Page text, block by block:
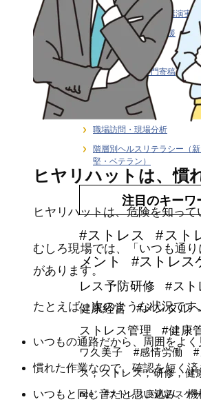
ヒヤリハットは、慣
ヒヤリハットは、危険を知っ
むしろ現場では、「いつも通
があります。
たとえば、次のような状況です
いつもの通路だから、周囲をよ
慣れた作業なので、確認を短く済
いつもと同じ音だと思い込み、
大学研究連携・学術講演実績
女性従業員の健康支援
感情労働ストレス
月刊誌連載・専門寄稿
熱中症対策
研修・セミナー
職場訪問・現場分析
階層別ヘルスリテラシー（
堅・ベテラン）
注目のキーワ
#ストレス
#スト
メント
#ストレス
レス予防研修
#スト
健康経営
#メンタル
ストレス管理
#健康
ワ久美子
#感情労働
ス，ストレス，研修，健
nce
#ストレス度測定/スケ